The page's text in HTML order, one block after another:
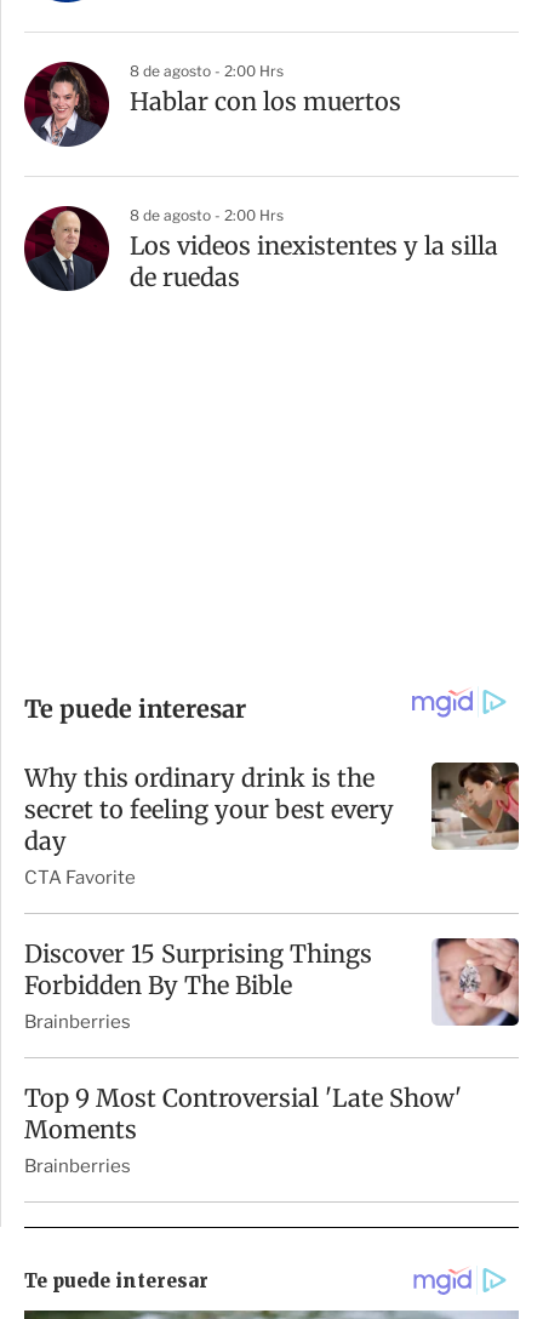
8 de agosto - 2:00 Hrs
Hablar con los muertos
8 de agosto - 2:00 Hrs
Los videos inexistentes y la silla
de ruedas